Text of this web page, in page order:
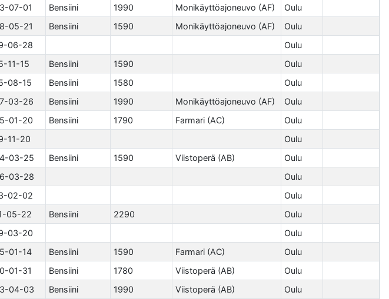
07-01 Bensiini 1990 Monikäyttöajoneuvo (AF) Oulu
05-21 Bensiini 1590 Monikäyttöajoneuvo (AF) Oulu
06-28 Oulu
11-15 Bensiini 1590 Oulu
08-15 Bensiini 1580 Oulu
03-26 Bensiini 1990 Monikäyttöajoneuvo (AF) Oulu
01-20 Bensiini 1790 Farmari (AC) Oulu
11-20 Oulu
03-25 Bensiini 1590 Viistoperä (AB) Oulu
03-28 Oulu
02-02 Oulu
05-22 Bensiini 2290 Oulu
03-20 Oulu
01-14 Bensiini 1590 Farmari (AC) Oulu
01-31 Bensiini 1780 Viistoperä (AB) Oulu
04-03 Bensiini 1990 Viistoperä (AB) Oulu